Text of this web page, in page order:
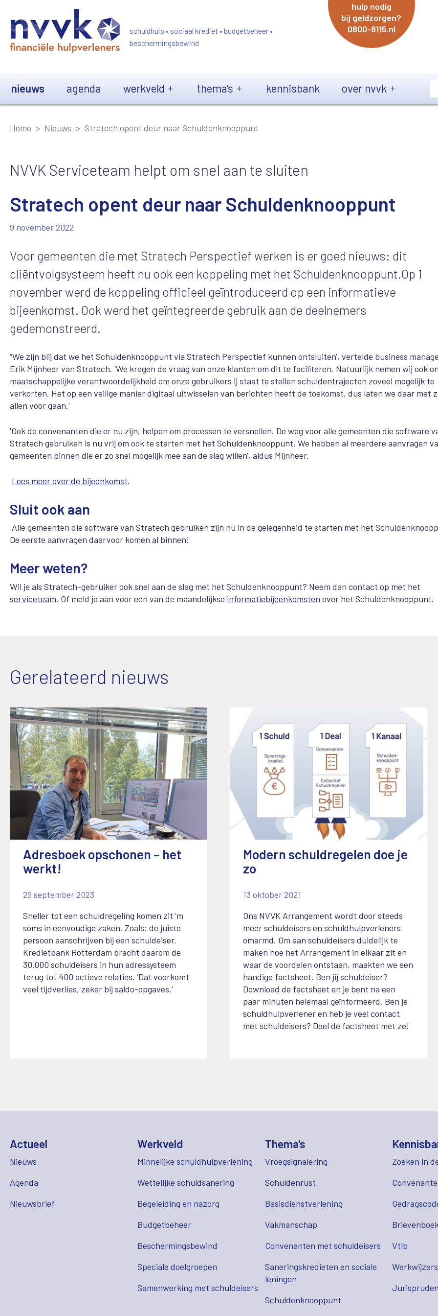
schuldhulp • sociaal krediet • budgetbeheer •
beschermingsbewind
hulp nodig
bij geldzorgen?
0800-8115.nl
nieuws agenda werkveld thema's kennisbank over nvvk
Home Nieuws Stratech opent deur naar Schuldenknooppunt
NVVK Serviceteam helpt om snel aan te sluiten
Stratech opent deur naar Schuldenknooppunt
9 november 2022
Voor gemeenten die met Stratech Perspectief werken is er goed nieuws: dit
cliëntvolgsysteem heeft nu ook een koppeling met het Schuldenknooppunt.Op 1
november werd de koppeling officieel geïntroduceerd op een informatieve
bijeenkomst. Ook werd het geïntegreerde gebruik aan de deelnemers
gedemonstreerd.
“We zijn blij dat we het Schuldenknooppunt via Stratech Perspectief kunnen ontsluiten', vertelde business
Erik Mijnheer van Stratech. 'We kregen de vraag van onze klanten om dit te faciliteren. Natuurlijk nemen wij ook
maatschappelijke verantwoordelijkheid om onze gebruikers ij staat te stellen schuldentrajecten zoveel mogelijk te
verkorten. Het op een veilige manier digitaal uitwisselen van berichten heeft de toekomst, dus laten we daar met
allen voor gaan.'
'Ook de convenanten die er nu zijn, helpen om processen te versnellen. De weg voor alle gemeenten die software
Stratech gebruiken is nu vrij om ook te starten met het Schuldenknooppunt. We hebben al meerdere aanvragen
gemeenten binnen die er zo snel mogelijk mee aan de slag willen', aldus Mijnheer.
Lees meer over de bijeenkomst.
Sluit ook aan
Alle gemeenten die software van Stratech gebruiken zijn nu in de gelegenheid te starten met het
De eerste aanvragen daarvoor komen al binnen!
Meer weten?
Wil je als Stratech-gebruiker ook snel aan de slag met het Schuldenknooppunt? Neem dan contact op met het
serviceteam. Of meld je aan voor een van de maandelijkse informatiebijeenkomsten over het Schuldenknooppunt.
Gerelateerd nieuws
Adresboek opschonen – het
werkt!
29 september 2023
Sneller tot een schuldregeling komen zit ‘m
soms in eenvoudige zaken. Zoals: de juiste
persoon aanschrijven bij een schuldeiser.
Kredietbank Rotterdam bracht daarom de
30.000 schuldeisers in hun adressysteem
terug tot 400 actieve relaties. ‘Dat voorkomt
veel tijdverlies, zeker bij saldo-opgaves.’
Modern schuldregelen doe je
zo
13 oktober 2021
Ons NVVK Arrangement wordt door steeds
meer schuldeisers en schuldhulpverleners
omarmd. Om aan schuldeisers duidelijk te
maken hoe het Arrangement in elkaar zit en
waar de voordelen ontstaan, maakten we een
handige factsheet. Ben jij schuldeiser?
Download de factsheet en je bent na een
paar minuten helemaal geïnformeerd. Ben je
schuldhulpverlener en heb je veel contact
met schuldeisers? Deel de factsheet met ze!
Actueel
Nieuws
Agenda
Nieuwsbrief
Werkveld
Minnelijke schuldhulpverlening
Wettelijke schuldsanering
Begeleiding en nazorg
Budgetbeheer
Beschermingsbewind
Speciale doelgroepen
Samenwerking met schuldeisers
Thema's
Vroegsignalering
Schuldenrust
Basisdienstverlening
Vakmanschap
Convenanten met schuldeisers
Saneringskredieten en sociale
leningen
Schuldenknooppunt
Zoeken in
Vtlb
Werkwijzers